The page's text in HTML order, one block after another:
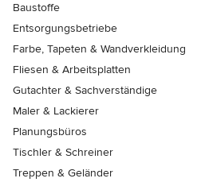
Baustoffe
Entsorgungsbetriebe
Farbe, Tapeten & Wandverkleidung
Fliesen & Arbeitsplatten
Gutachter & Sachverständige
Maler & Lackierer
Planungsbüros
Tischler & Schreiner
Treppen & Geländer